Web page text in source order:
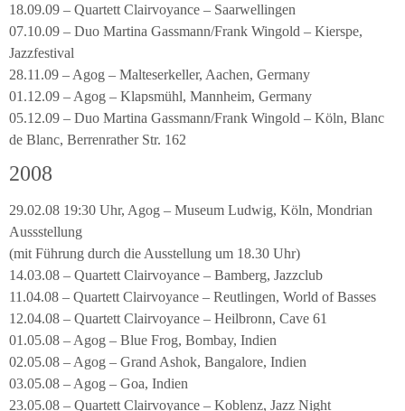
18.09.09 – Quartett Clairvoyance – Saarwellingen
07.10.09 – Duo Martina Gassmann/Frank Wingold – Kierspe,
Jazzfestival
28.11.09 – Agog – Malteserkeller, Aachen, Germany
01.12.09 – Agog – Klapsmühl, Mannheim, Germany
05.12.09 – Duo Martina Gassmann/Frank Wingold – Köln, Blanc
de Blanc, Berrenrather Str. 162
2008
29.02.08 19:30 Uhr, Agog – Museum Ludwig, Köln, Mondrian
Aussstellung
(mit Führung durch die Ausstellung um 18.30 Uhr)
14.03.08 – Quartett Clairvoyance – Bamberg, Jazzclub
11.04.08 – Quartett Clairvoyance – Reutlingen, World of Basses
12.04.08 – Quartett Clairvoyance – Heilbronn, Cave 61
01.05.08 – Agog – Blue Frog, Bombay, Indien
02.05.08 – Agog – Grand Ashok, Bangalore, Indien
03.05.08 – Agog – Goa, Indien
23.05.08 – Quartett Clairvoyance – Koblenz, Jazz Night